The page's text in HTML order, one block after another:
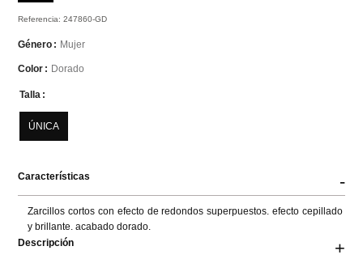
Referencia:247860-GD
Género Mujer
Color Dorado
Talla
ÚNICA
Características -
Zarcillos cortos con efecto de redondos superpuestos. efecto cepillado
y brillante. acabado dorado.
Descripción
+